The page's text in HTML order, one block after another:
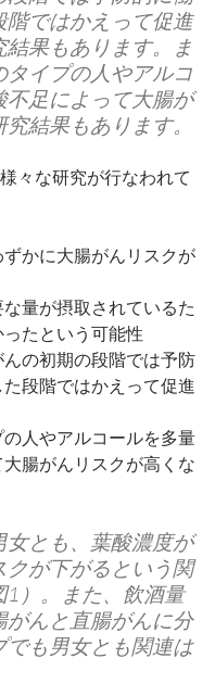
階ではかえって促進
果もあります。ま
イプの人やアルコ
不足によって大腸が
結果もあります。
々な研究が行なわれて
かに大腸がんリスクが
量が摂取されているた
たという可能性
の初期の段階では予防
段階ではかえって促進
人やアルコールを多量
腸がんリスクが高くな
女とも、葉酸濃度が
が下がるという関
1）。また、飲酒量
がんと直腸がんに分
も男女とも関連は